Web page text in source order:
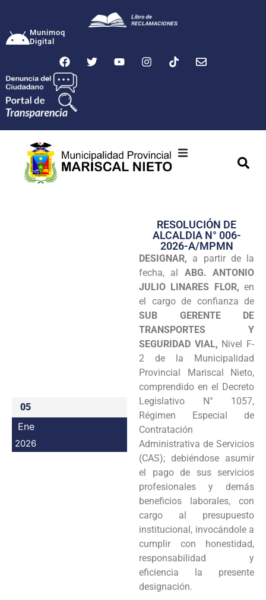
Munimoq
Digital
Transparencia
Seguridad
Programas
Intranet
05
Ene
2026
RESOLUCIÓN DE
ALCALDIA N° 006-
2026-A/MPMN
DESIGNAR, a partir de la
fecha, al ABG. ANTONIO
JULIO LINARES FLOR, en
el cargo de confianza de
SUB GERENTE DE
TRANSPORTES Y
SEGURIDAD VIAL, Nivel F-
2 de la Municipalidad
Provincial Mariscal Nieto,
comprendido en el Decreto
Legislativo N° 1057,
Régimen Especial de
Contratación
Administrativa de Servicios
(CAS); debiéndose asumir
el pago de sus servicios
profesionales y demás
beneficios laborales, con
cargo al presupuesto
institucional, invocándole a
cumplir con honestidad,
responsabilidad y
eficiencia la presente
designación.